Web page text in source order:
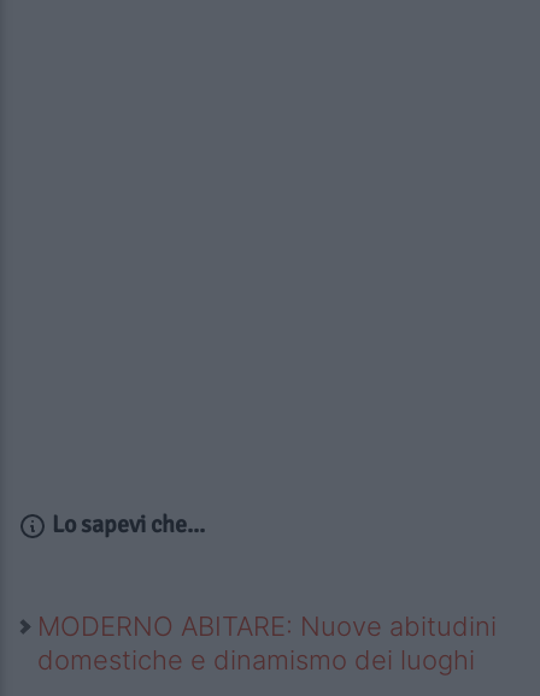
Lo sapevi che...
MODERNO ABITARE: Nuove abitudini
domestiche e dinamismo dei luoghi